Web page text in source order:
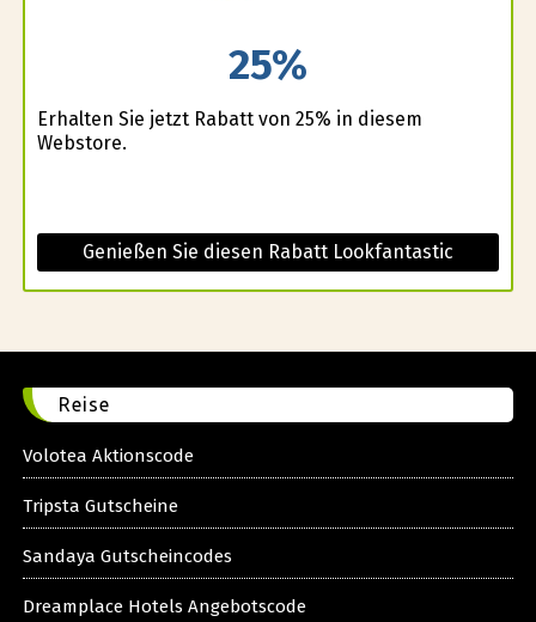
25%
Erhalten Sie jetzt Rabatt von 25% in diesem
Webstore.
Genießen Sie diesen Rabatt Lookfantastic
Reise
Volotea Aktionscode
Tripsta Gutscheine
Sandaya Gutscheincodes
Dreamplace Hotels Angebotscode